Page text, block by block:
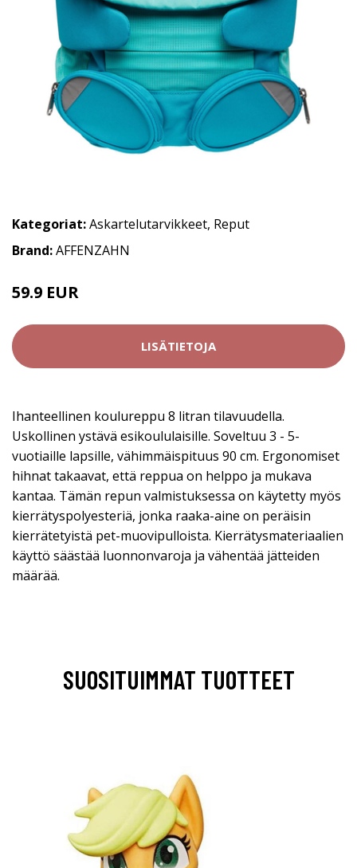
Kategoriat:Askartelutarvikkeet, Reput
Brand:AFFENZAHN
59.9 EUR
LISÄTIETOJA
Ihanteellinen koulureppu 8 litran tilavuudella.
Uskollinen ystävä esikoululaisille. Soveltuu 3 - 5-
vuotiaille lapsille, vähimmäispituus 90 cm. Ergonomiset
hihnat takaavat, että reppua on helppo ja mukava
kantaa. Tämän repun valmistuksessa on käytetty myös
kierrätyspolyesteriä, jonka raaka-aine on peräisin
kierrätetyistä pet-muovipulloista. Kierrätysmateriaalien
käyttö säästää luonnonvaroja ja vähentää jätteiden
määrää.
SUOSITUIMMAT TUOTTEET